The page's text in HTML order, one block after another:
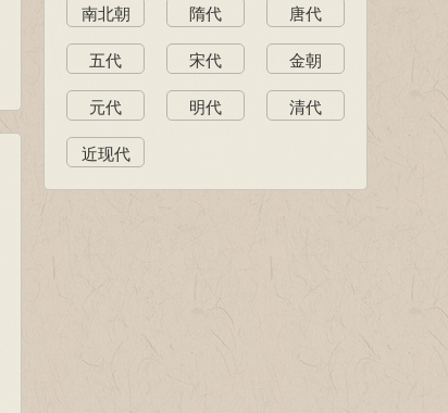
南北朝 隋代 唐代
五代 宋代 金朝
元代 明代 清代
近现代